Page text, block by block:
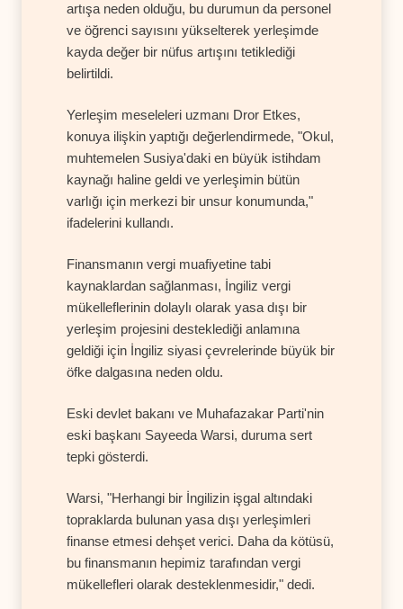
artışa neden olduğu, bu durumun da personel
ve öğrenci sayısını yükselterek yerleşimde
kayda değer bir nüfus artışını tetiklediği
belirtildi.
Yerleşim meseleleri uzmanı Dror Etkes,
konuya ilişkin yaptığı değerlendirmede, "Okul,
muhtemelen Susiya'daki en büyük istihdam
kaynağı haline geldi ve yerleşimin bütün
varlığı için merkezi bir unsur konumunda,"
ifadelerini kullandı.
Finansmanın vergi muafiyetine tabi
kaynaklardan sağlanması, İngiliz vergi
mükelleflerinin dolaylı olarak yasa dışı bir
yerleşim projesini desteklediği anlamına
geldiği için İngiliz siyasi çevrelerinde büyük bir
öfke dalgasına neden oldu.
Eski devlet bakanı ve Muhafazakar Parti'nin
eski başkanı Sayeeda Warsi, duruma sert
tepki gösterdi.
Warsi, "Herhangi bir İngilizin işgal altındaki
topraklarda bulunan yasa dışı yerleşimleri
finanse etmesi dehşet verici. Daha da kötüsü,
bu finansmanın hepimiz tarafından vergi
mükellefleri olarak desteklenmesidir," dedi.